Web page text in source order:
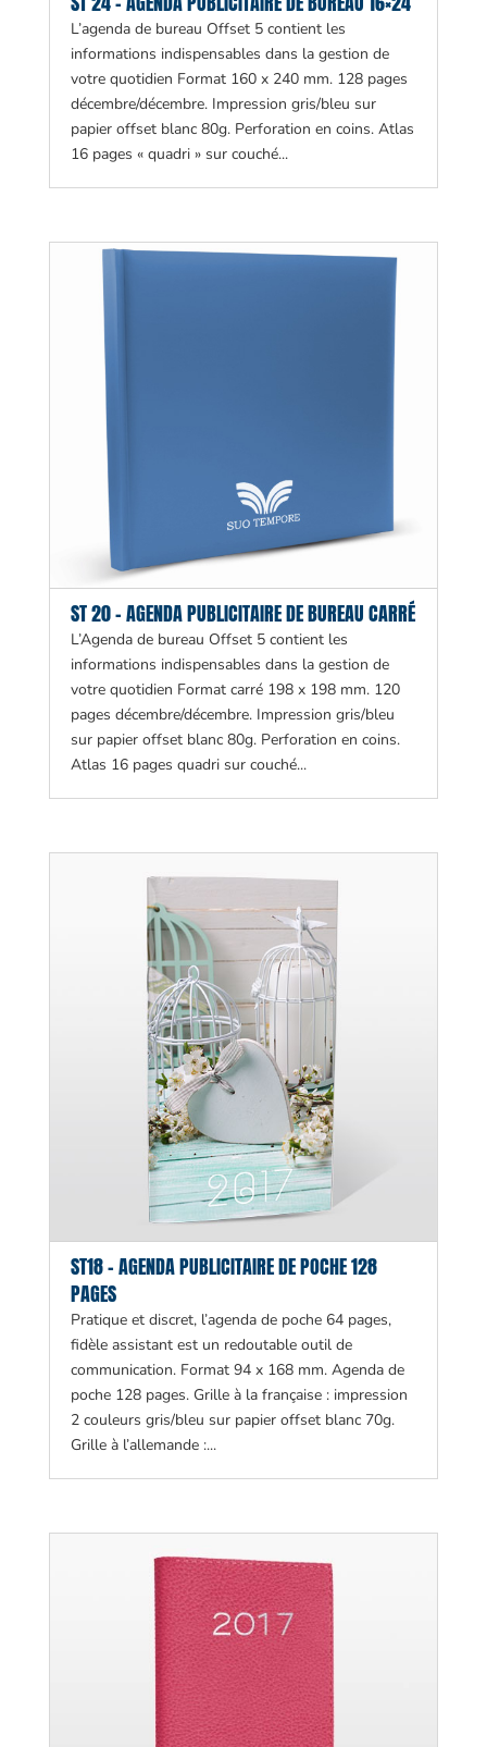
L’agenda de bureau Offset 5 contient les
informations indispensables dans la gestion de
votre quotidien Format 160 x 240 mm. 128 pages
décembre/décembre. Impression gris/bleu sur
papier offset blanc 80g. Perforation en coins. Atlas
16 pages « quadri » sur couché...
ST 20 – AGENDA PUBLICITAIRE DE BUREAU CARRÉ
L’Agenda de bureau Offset 5 contient les
informations indispensables dans la gestion de
votre quotidien Format carré 198 x 198 mm. 120
pages décembre/décembre. Impression gris/bleu
sur papier offset blanc 80g. Perforation en coins.
Atlas 16 pages quadri sur couché...
ST18 – AGENDA PUBLICITAIRE DE POCHE 128
PAGES
Pratique et discret, l’agenda de poche 64 pages,
fidèle assistant est un redoutable outil de
communication. Format 94 x 168 mm. Agenda de
poche 128 pages. Grille à la française : impression
2 couleurs gris/bleu sur papier offset blanc 70g.
Grille à l’allemande :...